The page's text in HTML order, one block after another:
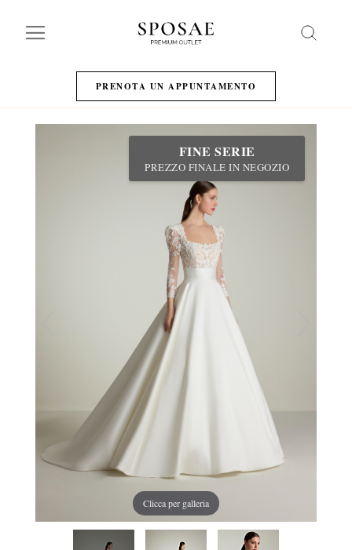
PRENOTA UN APPUNTAMENTO
FINE SERIE
PREZZO FINALE IN NEGOZIO
Clicca per galleria